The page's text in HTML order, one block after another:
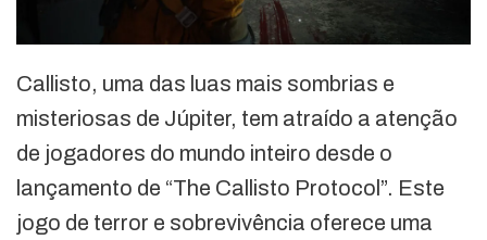
Callisto, uma das luas mais sombrias e
misteriosas de Júpiter, tem atraído a atenção
de jogadores do mundo inteiro desde o
lançamento de “The Callisto Protocol”. Este
jogo de terror e sobrevivência oferece uma